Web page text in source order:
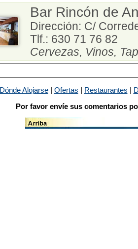
Bar Rincón de
Dirección: C/
Tlf.: 630 71 76 82
Cervezas, Vinos,
Dónde Alojarse| Ofertas Restaurantes
Por favor envíe sus comentarios